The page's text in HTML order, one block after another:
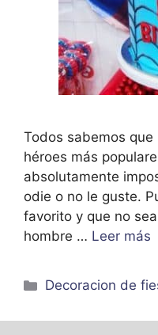
Todos sabemos
héroes más
absolutamente
odie o no le guste.
favorito y que no
hombre … Leer más
Categorías
Decoracion de